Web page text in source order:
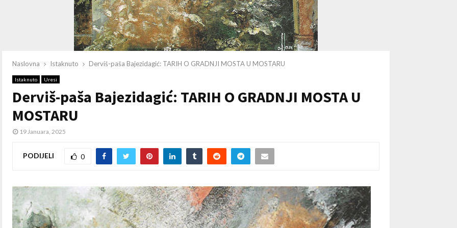
Naslovna Istaknuto Derviš-paša Bajezidagić: TARIH O GRADNJI MOSTA U MOSTARU
Istaknuto Uresi
Derviš-paša Bajezidagić: TARIH O GRADNJI MOSTA U
MOSTARU
19 Januara, 2025
PODIJELI 0